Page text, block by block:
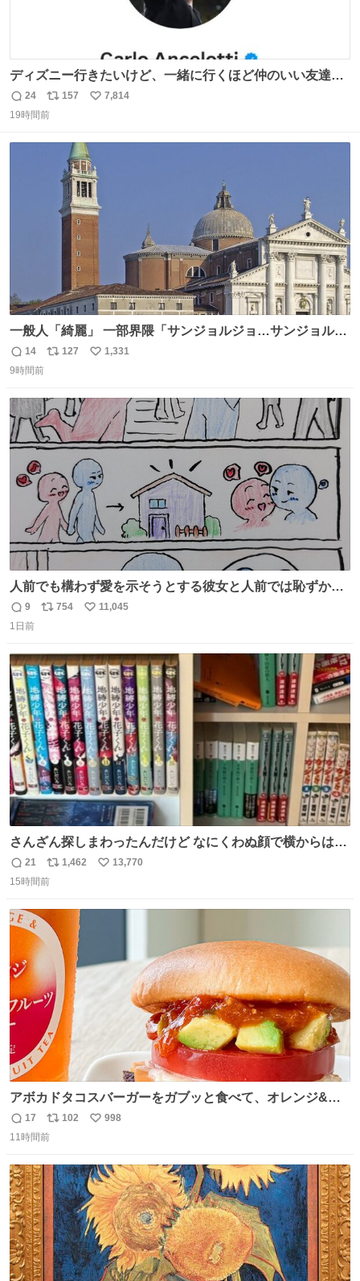
ディズニー行きたいけど、一緒に行くほど仲のいい友達が
居ない… ほんでこれ
返
信
24
リ
ポ
157
い
数
7,814
19時間前
一般人「綺麗」 一部界隈「サンジョルジョ…サンジョルジ
ョマ…ジョルノジョバァーナ！！』
返
信
14
リ
ト
数
127
い
数
1,331
9時間前
人前でも構わず愛を示そうとする彼女と人前では恥ずかし
いけど彼女を死ぬほど愛している彼氏 同士いませんか✋️
返
信
9
リ
ト
数
754
い
数
11,045
1日前
さんざん探しまわったんだけど なにくわぬ顔で横からはえ
てた
返
信
21
リ
ポ
ト
数
1,462
い
13,770
15時間前
アボカドタコスバーガーをガブッと食べて、オレンジ&パ
ッションフルーツティーをグビッと飲んで、またアボカド
タコスバーガーをガブッと食べて、またオレンジ＆パッシ
返
信
17
リ
ポ
ト
数
102
い
数
998
11時間前